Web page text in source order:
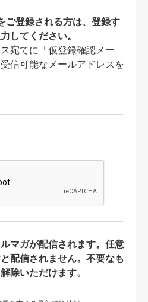
ご登録される方は、登録す
してください。
宛てに「仮登録確認メー
信可能なメールアドレスを
マガが配信されます。任意
配信されません。不要なも
除いただけます。